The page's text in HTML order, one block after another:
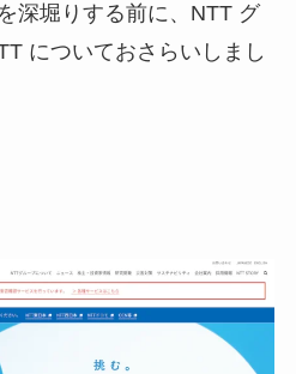
深堀りする前に、NTT グ
についておさらいしまし